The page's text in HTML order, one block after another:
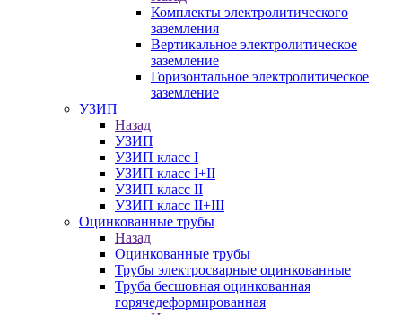
Комплекты электролитического
заземления
Вертикальное электролитическое
заземление
Горизонтальное электролитическое
заземление
УЗИП
Назад
УЗИП
УЗИП класс I
УЗИП класс I+II
УЗИП класс II
УЗИП класс II+III
Оцинкованные трубы
Назад
Оцинкованные трубы
Трубы электросварные оцинкованные
Труба бесшовная оцинкованная
горячедеформированная